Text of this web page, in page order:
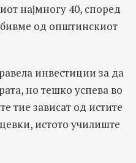
најмногу 40, според
од општинскиот
инвестиции за да
но тешко успева во
тие зависат од истите
истото училиште